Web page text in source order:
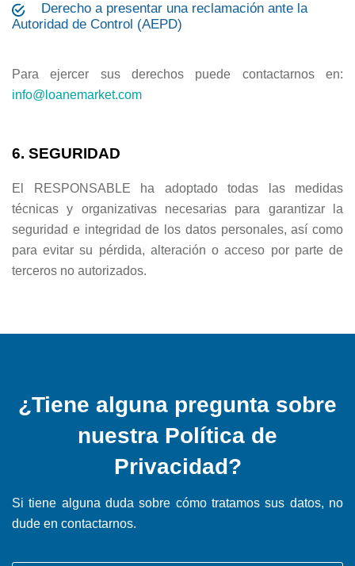
Derecho a presentar una reclamación ante la
Autoridad de Control (AEPD)
Para ejercer sus derechos puede contactarnos en:
info@loanemarket.com
6. SEGURIDAD
El RESPONSABLE ha adoptado todas las medidas
técnicas y organizativas necesarias para garantizar la
seguridad e integridad de los datos personales, así como
para evitar su pérdida, alteración o acceso por parte de
terceros no autorizados.
¿Tiene alguna pregunta sobre
nuestra Política de
Privacidad?
Si tiene alguna duda sobre cómo tratamos sus datos, no
dude en contactarnos.